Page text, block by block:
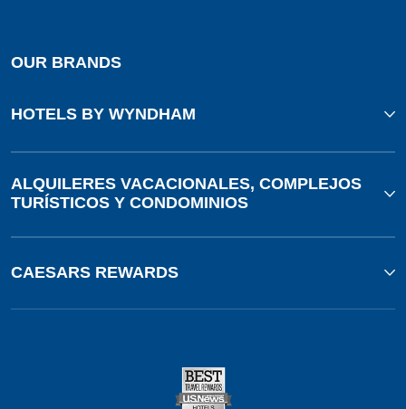
OUR BRANDS
HOTELS BY WYNDHAM
ALQUILERES VACACIONALES, COMPLEJOS
TURÍSTICOS Y CONDOMINIOS
CAESARS REWARDS